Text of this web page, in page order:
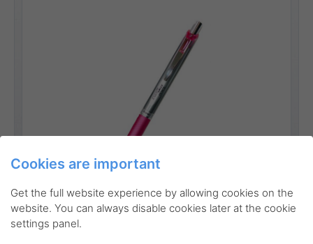
Cookies are important
Get the full website experience by allowing cookies on the
website. You can always disable cookies later at the cookie
settings panel.